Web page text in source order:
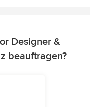
Designer &
beauftragen?